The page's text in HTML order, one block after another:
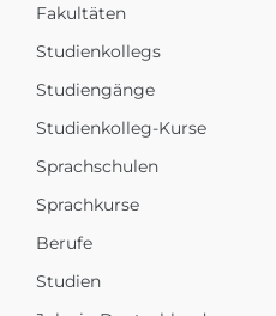
Fakultäten
Studienkollegs
Studiengänge
Studienkolleg-Kurse
Sprachschulen
Sprachkurse
Berufe
Studien